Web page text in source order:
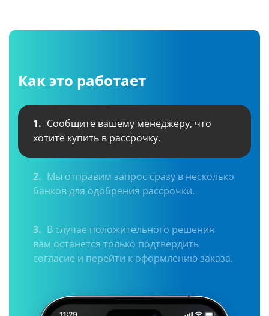
Как это работает
1. Сообщите вашему менеджеру, что
хотите купить в рассрочку.
2. Мы отправим запрос сразу в несколько
банков для одобрения рассрочки.
3. В случае положительного решения
вам останется только подтвердить
согласие и перейти к оформлению заказа.